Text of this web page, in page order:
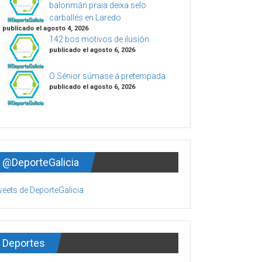
balonmán praia deixa selo
carballés en Laredo
publicado el agosto 4, 2026
142 bos motivos de ilusión
publicado el agosto 6, 2026
O Sénior súmase á pretempada
publicado el agosto 6, 2026
@DeporteGalicia
de DeporteGalicia
Deportes